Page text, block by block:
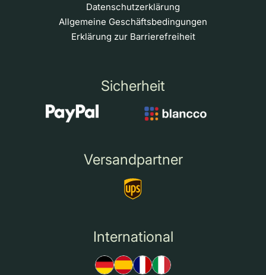
Datenschutzerklärung
Allgemeine Geschäftsbedingungen
Erklärung zur Barrierefreiheit
Sicherheit
Versandpartner
International